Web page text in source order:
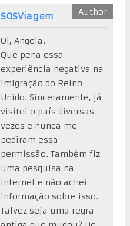
SOSViagem
Oi, Angela.
Que pena essa
experiência negativa na
imigração do Reino
Unido. Sinceramente, já
visitei o país diversas
vezes e nunca me
pediram essa
permissão. Também fiz
uma pesquisa na
internet e não achei
informação sobre isso.
Talvez seja uma regra